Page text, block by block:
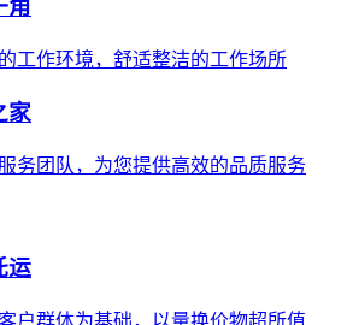
角
工作环境，舒适整洁的工作场所
家
务团队，为您提供高效的品质服务
运
户群体为基础，以量换价物超所值